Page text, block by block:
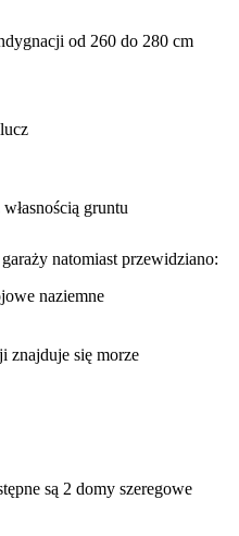
od 260 do 280 cm
gruntu
natomiast przewidziano:
naziemne
znajduje się morze
są 2 domy szeregowe